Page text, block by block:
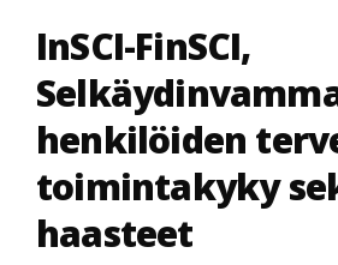
InSCI-FinSCI,
henkilöiden
toimintakyky
haasteet